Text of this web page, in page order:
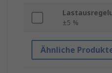
±5 %
Ähnliche